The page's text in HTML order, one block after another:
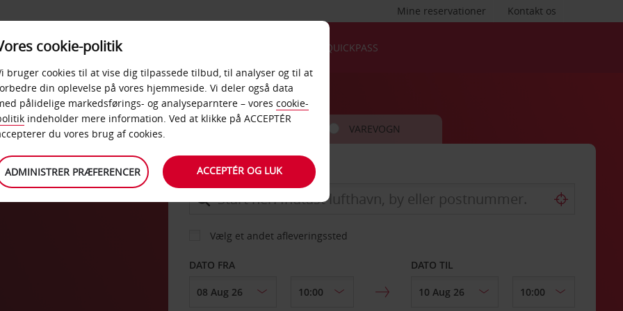
Kontakt os
Mine reservationer
PRODUKTER &
KONTORER
QUICKPASS
BIL VAREVOGN
AFHENT FRA
Vælg et andet afleveringssted
DATO FRA DATO TIL
cookie-politik
bruger cookies til at vise dig tilpassede tilbud, til analyser og til at
din oplevelse på vores hjemmeside. Vi deler også data
pålidelige markedsførings- og analyseparntere – vores cookie-
indeholder mere information. Ved at klikke på ACCEPTÉR
du vores brug af cookies.
ADMINISTRER PRÆFERENCER ACCEPTÉR OG LUK